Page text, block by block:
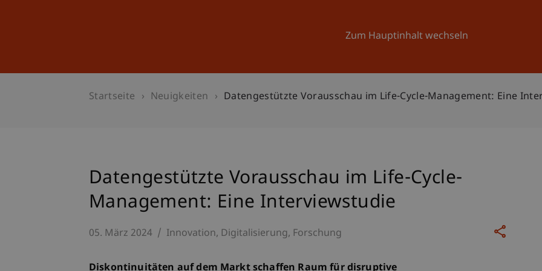
Zum Hauptinhalt wechseln
Universität Aktuelles
Startseite Neuigkeiten Datengestützte Vorausschau im Life-Cycle-Management: Eine
Datengestützte Vorausschau im Life-Cycle-
Management: Eine Interviewstudie
05. März 2024 Innovation Digitalisierung Forschung
Diskontinuitäten auf dem Markt schaffen Raum für disruptive